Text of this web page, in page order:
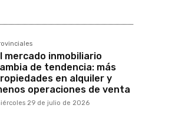
mercado inmobiliario
de tendencia: más
en alquiler y
operaciones de venta
29 de julio de 2026